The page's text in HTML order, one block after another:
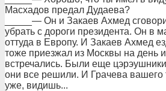
Масхадов предал Дудаева?
_____— Он и Закаев Ахмед
убрать с дороги президента. Он в
оттуда в Европу. И Закаев Ахмед
тоже приезжал из Москвы на день
встречались. Были еще
они все решили. И Грачева вашего
уже, видишь...